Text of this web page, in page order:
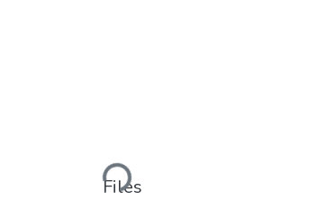
Loading...
Files